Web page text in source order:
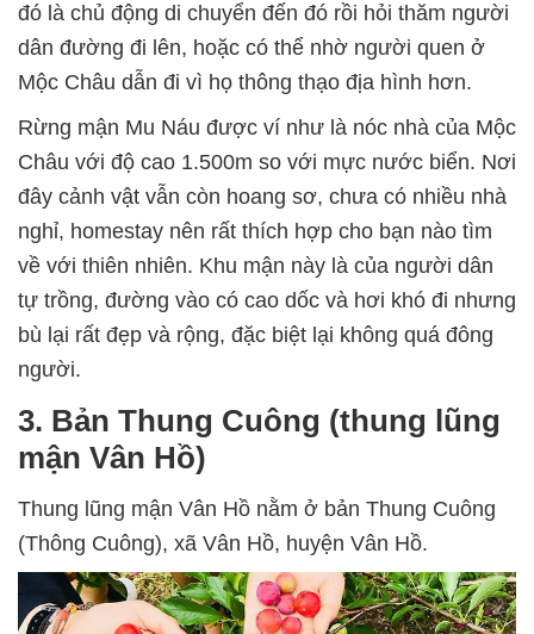
đó là chủ động di chuyển đến đó rồi hỏi thăm người
dân đường đi lên, hoặc có thể nhờ người quen ở
Mộc Châu dẫn đi vì họ thông thạo địa hình hơn.
Rừng mận Mu Náu được ví như là nóc nhà của Mộc
Châu với độ cao 1.500m so với mực nước biển. Nơi
đây cảnh vật vẫn còn hoang sơ, chưa có nhiều nhà
nghỉ, homestay nên rất thích hợp cho bạn nào tìm
về với thiên nhiên. Khu mận này là của người dân
tự trồng, đường vào có cao dốc và hơi khó đi nhưng
bù lại rất đẹp và rộng, đặc biệt lại không quá đông
người.
3. Bản Thung Cuông (thung lũng
mận Vân Hồ)
Thung lũng mận Vân Hồ nằm ở bản Thung Cuông
(Thông Cuông), xã Vân Hồ, huyện Vân Hồ.